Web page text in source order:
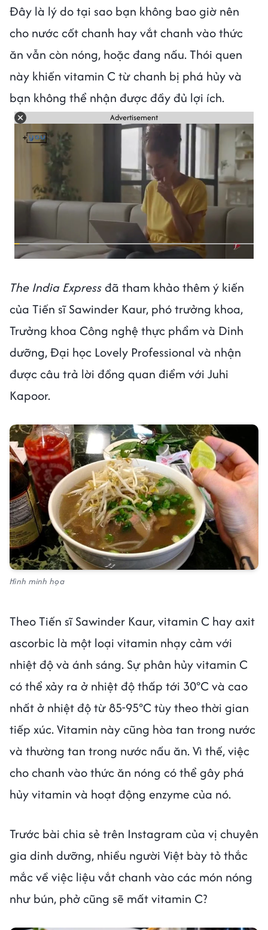
Đây là lý do tại sao bạn không bao giờ nên
cho nước cốt chanh hay vắt chanh vào thức
ăn vẫn còn nóng, hoặc đang nấu. Thói quen
này khiến vitamin C từ chanh bị phá hủy và
bạn không thể nhận được đầy đủ lợi ích.
Advertisement
The India Expressđã tham khảo thêm ý kiến
của Tiến sĩ Sawinder Kaur, phó trưởng khoa,
Trưởng khoa Công nghệ thực phẩm và Dinh
dưỡng, Đại học Lovely Professional và nhận
được câu trả lời đồng quan điểm với Juhi
Kapoor.
Hình minh họa
Theo Tiến sĩ Sawinder Kaur, vitamin C hay axit
ascorbic là một loại vitamin nhạy cảm với
nhiệt độ và ánh sáng. Sự phân hủy vitamin C
có thể xảy ra ở nhiệt độ thấp tới 30°C và cao
nhất ở nhiệt độ từ 85-95°C tùy theo thời gian
tiếp xúc. Vitamin này cũng hòa tan trong nước
và thường tan trong nước nấu ăn. Vì thế, việc
cho chanh vào thức ăn nóng có thể gây phá
hủy vitamin và hoạt động enzyme của nó.
Trước bài chia sẻ trên Instagram của vị chuyên
gia dinh dưỡng, nhiều người Việt bày tỏ thắc
mắc về việc liệu vắt chanh vào các món nóng
như bún, phở cũng sẽ mất vitamin C?